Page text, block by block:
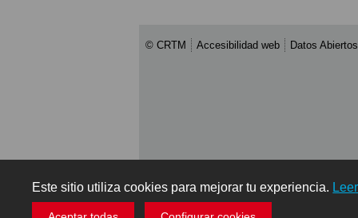
Este sitio utiliza cookies para mejorar tu experiencia.
© CRTM Accesibilidad web Datos Abiertos